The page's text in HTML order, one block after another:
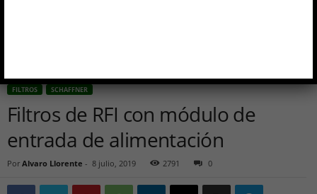
FILTROS SCHAFFNER
Filtros de RFI con módulo de
entrada de alimentación
Por Alvaro Llorente - 8 julio, 2019 2791 0